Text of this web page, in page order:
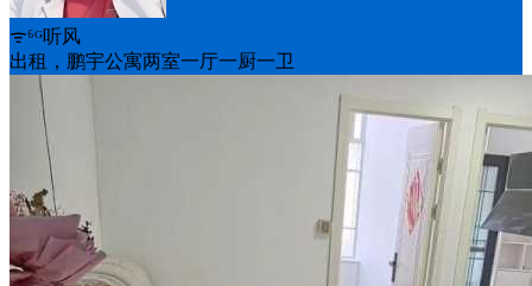
ᯤ⁶ᴳ听风
出租，鹏宇公寓两室一厅一厨一卫